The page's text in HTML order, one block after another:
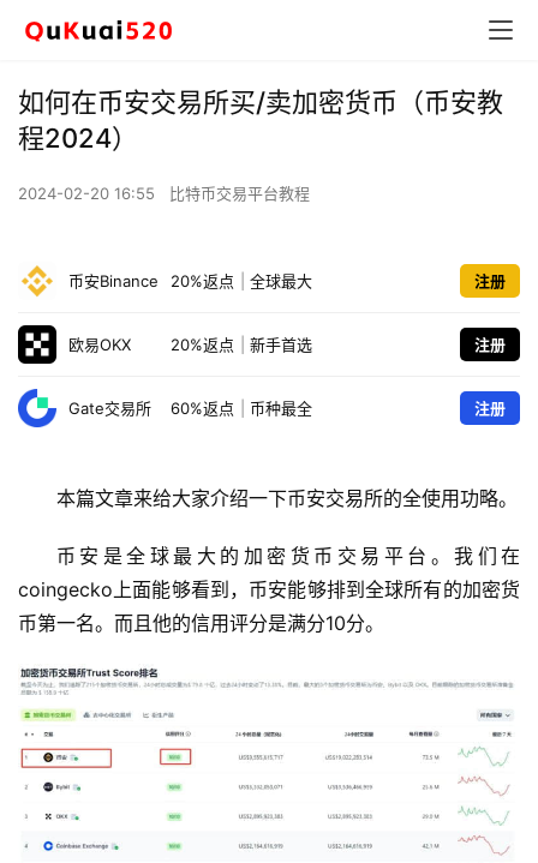
如何在币安交易所买/卖加密货币（币安教
程2024）
2024-02-20 16:55 比特币交易平台教程
币安Binance 20%返点 全球最大 注册
欧易OKX 20%返点 新手首选 注册
Gate交易所 60%返点 币种最全 注册
本篇文章来给大家介绍一下币安交易所的全使用功略。
币安是全球最大的加密货币交易平台。我们在
coingecko上面能够看到，币安能够排到全球所有的加密货
币第一名。而且他的信用评分是满分10分。